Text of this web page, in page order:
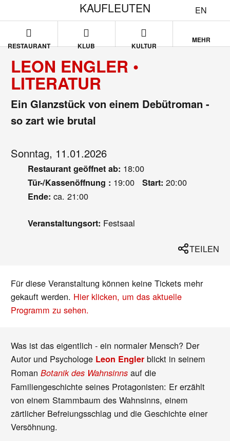
EN
KAUFLEUTEN
RESTAURANT KLUB KULTUR
MEHR
LEON ENGLER •
LITERATUR
Ein Glanzstück von einem Debütroman -
so zart wie brutal
Sonntag, 11.01.2026
Restaurant geöffnet ab: 18:00
Tür-/Kassenöffnung : 19:00 Start: 20:00
Ende: ca. 21:00
Veranstaltungsort: Festsaal
TEILEN
Für diese Veranstaltung können keine Tickets mehr
gekauft werden. Hier klicken, um das aktuelle
Programm zu sehen.
Was ist das eigentlich - ein normaler Mensch? Der
Autor und Psychologe Leon Englerblickt in seinem
RomanBotanik des Wahnsinns auf die
Familiengeschichte seines Protagonisten: Er erzählt
von einem Stammbaum des Wahnsinns, einem
zärtlicher Befreiungsschlag und die Geschichte einer
Versöhnung.